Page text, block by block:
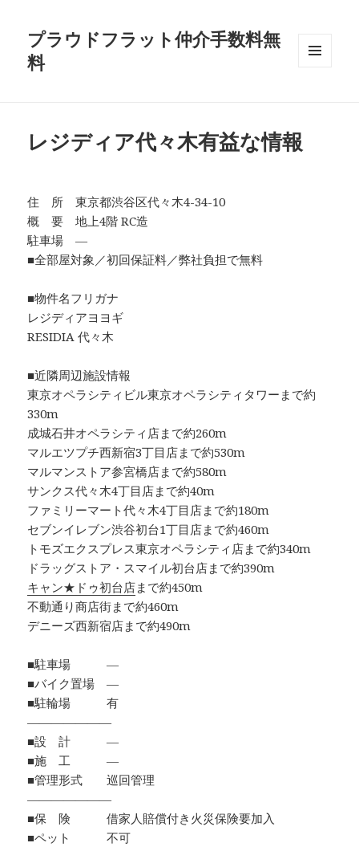
プラウドフラット仲介手数料無
料
レジディア代々木有益な情報
住 所 東京都渋谷区代々木4-34-10
概 要 地上4階 RC造
駐車場 ―
■全部屋対象／初回保証料／弊社負担で無料
■物件名フリガナ
レジディアヨヨギ
RESIDIA 代々木
■近隣周辺施設情報
東京オペラシティビル東京オペラシティタワーまで約
330m
成城石井オペラシティ店まで約260m
マルエツプチ西新宿3丁目店まで約530m
マルマンストア参宮橋店まで約580m
サンクス代々木4丁目店まで約40m
ファミリーマート代々木4丁目店まで約180m
セブンイレブン渋谷初台1丁目店まで約460m
トモズエクスプレス東京オペラシティ店まで約340m
ドラッグストア・スマイル初台店まで約390m
キャン★ドゥ初台店まで約450m
不動通り商店街まで約460m
デニーズ西新宿店まで約490m
■駐車場 ―
■バイク置場 ―
■駐輪場 有
―――――――
■設 計 ―
■施 工 ―
■管理形式 巡回管理
―――――――
■保 険 借家人賠償付き火災保険要加入
■ペット 不可